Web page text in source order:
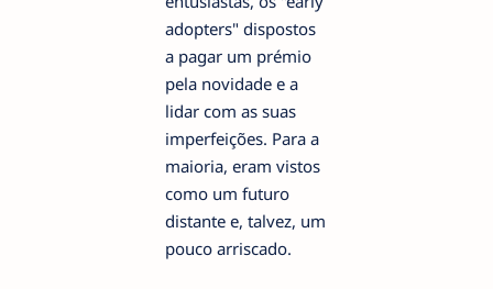
adopters" dispostos
a pagar um prémio
pela novidade e a
lidar com as suas
imperfeições. Para a
maioria, eram vistos
como um futuro
distante e, talvez, um
pouco arriscado.